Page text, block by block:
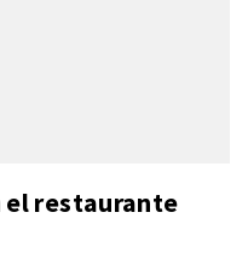
el restaurante